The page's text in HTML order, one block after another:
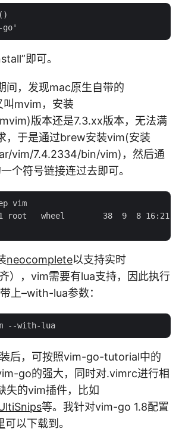
即可。
间，发现mac原生自带的
mvim，安装
版本还是7.3.xx版本，无法满
，于是通过brew安装vim(安装
vim/7.4.2334/bin/vim)，然后通
个符号链接连过去即可。
vim
wheel        38  9  8 16:21
neocomplete以支持实时
），vim需要有lua支持，因此执行
上–with-lua参数：
后，可按照vim-go-tutorial中的
go的强大，同时对.vimrc进行相
失的vim插件，比如
等。我针对vim-go 1.8配置
可以下载到。